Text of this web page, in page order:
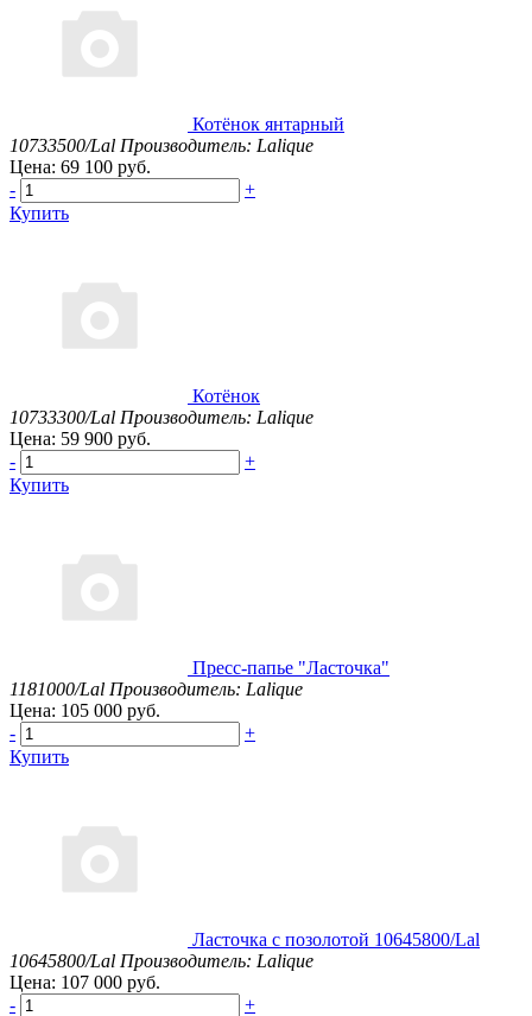
Котёнок янтарный
10733500/Lal Производитель: Lalique
Цена: 69 100 руб.
-
+
Купить
Котёнок
10733300/Lal Производитель: Lalique
Цена: 59 900 руб.
-
+
Купить
Пресс-папье "Ласточка"
1181000/Lal Производитель: Lalique
Цена: 105 000 руб.
-
+
Купить
Ласточка с позолотой 10645800/Lal
10645800/Lal Производитель: Lalique
Цена: 107 000 руб.
-
+